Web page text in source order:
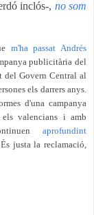
inclós-, no som
m'ha passat Andrés
publicitària del
del Govern Central al
els darrers anys.
d'una campanya
valencians i amb
aprofundint
justa la reclamació,